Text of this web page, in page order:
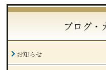
ブログ・
お知らせ